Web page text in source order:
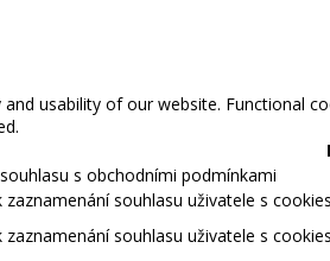
usability of our website. Functional
s obchodními podmínkami
souhlasu uživatele s
souhlasu uživatele s